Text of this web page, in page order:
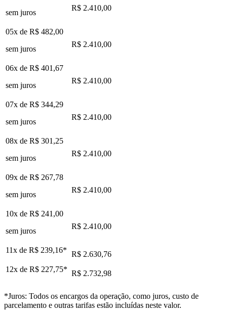
sem juros
R$ 2.410,00
05x de R$ 482,00
sem juros
R$ 2.410,00
06x de R$ 401,67
sem juros
R$ 2.410,00
07x de R$ 344,29
sem juros
R$ 2.410,00
08x de R$ 301,25
sem juros
R$ 2.410,00
09x de R$ 267,78
sem juros
R$ 2.410,00
10x de R$ 241,00
sem juros
R$ 2.410,00
11x de R$ 239,16* R$ 2.630,76
12x de R$ 227,75* R$ 2.732,98
*Juros: Todos os encargos da operação, como juros, custo de
parcelamento e outras tarifas estão incluídas neste valor.